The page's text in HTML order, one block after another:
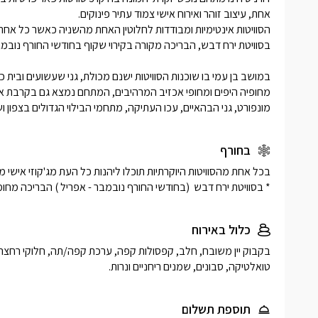
בגן
שיזוף
לישיבה
מיטת
ניתן גם
השהות
בסמוך
בהתאם
באווירה
מושלמת
מונפורט, גני הבהאיים, עכו העתיקה, מתחמי הבילוי הגדולים בצפון
בחורף
* בסוויטת ירח דבש  (בחודשי החורף נובמבר - אפריל ) הבריכה
כלול באירוח
טואלטיקה, סבונים, שמנים ריחניים ונרות.
תוספת תשלום